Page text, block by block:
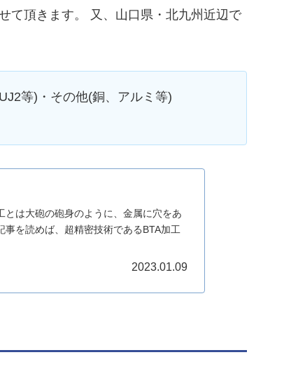
て頂きます。 又、山口県・北九州近辺で
等)・その他(銅、アルミ等)
は大砲の砲身のように、金属に穴をあ
を読めば、超精密技術であるBTA加工
2023.01.09